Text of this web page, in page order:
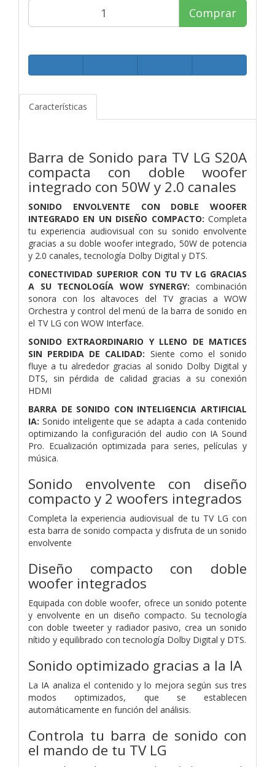
Comprar
Características
Barra de Sonido para TV LG S20A
compacta con doble woofer
integrado con 50W y 2.0 canales
SONIDO ENVOLVENTE CON DOBLE WOOFER
INTEGRADO EN UN DISEÑO COMPACTO: Completa
tu experiencia audiovisual con su sonido envolvente
gracias a su doble woofer integrado, 50W de potencia
y 2.0 canales, tecnología Dolby Digital y DTS.
CONECTIVIDAD SUPERIOR CON TU TV LG GRACIAS
A SU TECNOLOGÍA WOW SYNERGY: combinación
sonora con los altavoces del TV gracias a WOW
Orchestra y control del menú de la barra de sonido en
el TV LG con WOW Interface.
SONIDO EXTRAORDINARIO Y LLENO DE MATICES
SIN PERDIDA DE CALIDAD: Siente como el sonido
fluye a tu alrededor gracias al sonido Dolby Digital y
DTS, sin pérdida de calidad gracias a su conexión
HDMI
BARRA DE SONIDO CON INTELIGENCIA ARTIFICIAL
IA: Sonido inteligente que se adapta a cada contenido
optimizando la configuración del audio con IA Sound
Pro. Ecualización optimizada para series, películas y
música.
Sonido envolvente con diseño
compacto y 2 woofers integrados
Completa la experiencia audiovisual de tu TV LG con
esta barra de sonido compacta y disfruta de un sonido
envolvente
Diseño compacto con doble
woofer integrados
Equipada con doble woofer, ofrece un sonido potente
y envolvente en un diseño compacto. Su tecnología
con doble tweeter y radiador pasivo, crea un sonido
nítido y equilibrado con tecnología Dolby Digital y DTS.
Sonido optimizado gracias a la IA
La IA analiza el contenido y lo mejora según sus tres
modos optimizados, que se establecen
automáticamente en función del análisis.
Controla tu barra de sonido con
el mando de tu TV LG